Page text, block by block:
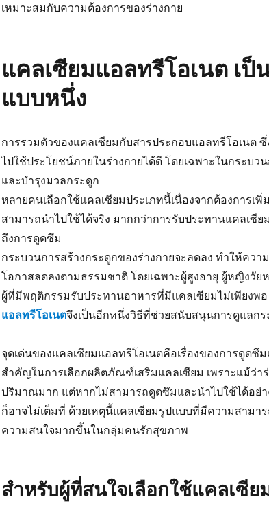
เหมาะสมกับความต้องการของร่างกาย
แคลเซียมแอลทรีโอเนต เป็
แบบหนึ่ง
การรวมตัวของแคลเซียมกับสารประกอบแอลทรีโอเนต ซึ่
ไปใช้ประโยชน์ภายในร่างกายได้ดี โดยเฉพาะในกระบว
และบำรุงมวลกระดูก
หลายคนเลือกใช้แคลเซียมประเภทนี้เนื่องจากต้องการเ
สามารถนำไปใช้ได้จริง มากกว่าการรับประทานแคลเซีย
ถึงการดูดซึม
กระบวนการสร้างกระดูกของร่างกายจะลดลง ทำให้คว
โอกาสลดลงตามธรรมชาติ โดยเฉพาะผู้สูงอายุ ผู้หญิงวัย
ผู้ที่มีพฤติกรรมรับประทานอาหารที่มีแคลเซียมไม่เพียงพอ
แอลทรีโอเนตจึงเป็นอีกหนึ่งวิธีที่ช่วยสนับสนุนการดูแลก
จุดเด่นของแคลเซียมแอลทรีโอเนตคือเรื่องของการดูดซึม
สำคัญในการเลือกผลิตภัณฑ์เสริมแคลเซียม เพราะแม้ว่า
ปริมาณมาก แต่หากไม่สามารถดูดซึมและนำไปใช้ได้อย่
ก็อาจไม่เต็มที่ ด้วยเหตุนี้แคลเซียมรูปแบบที่มีความสามา
ความสนใจมากขึ้นในกลุ่มคนรักสุขภาพ
สำหรับผู้ที่สนใจเลือกใช้แคลเซีย